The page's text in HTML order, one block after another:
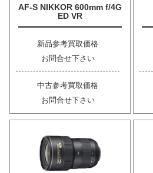
AF-S NIKKOR 600mm f/4G
ED VR
新品参考買取価格
お問合せ下さい
中古参考買取価格
お問合せ下さい